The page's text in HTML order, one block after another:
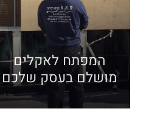
המפתח לאקלים
מושלם בעסק שלכם